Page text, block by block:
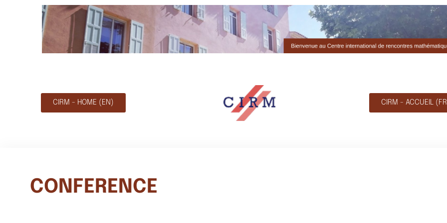
CIRM - HOME (EN) CIRM - ACCUEIL
CONFERENCE